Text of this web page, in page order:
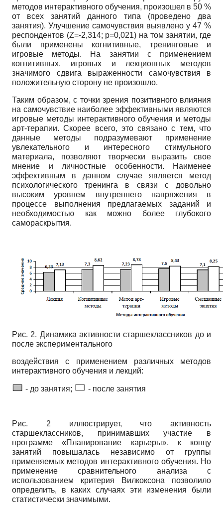
методов интерактивного обучения, произошел в 50 %
от всех занятий данного типа (проведено два
занятия). Улучшение самочувствия выявлено у 47 %
респондентов (Z=-2,314; p=0,021) на том занятии, где
были применены когнитивные, тренинговые и
игровые методы. На занятии с применением
когнитивных, игровых и лекционных методов
значимого сдвига выраженности самочувствия в
положительную сторону не произошло.
Таким образом, с точки зрения позитивного влияния
на самочувствие наиболее эффективными являются
игровые методы интерактивного обучения и методы
арт-терапии. Скорее всего, это связано с тем, что
данные методы подразумевают применение
увлекательного и интересного стимульного
материала, позволяют творчески выразить свое
мнение и личностные особенности. Наименее
эффективным в данном случае является метод
психологического тренинга в связи с довольно
высоким уровнем внутреннего напряжения в
процессе выполнения предлагаемых заданий и
необходимостью как можно более глубокого
самораскрытия.
Рис. 2. Динамика активности старшеклассников до и
после экспериментального
воздействия с применением различных методов
интерактивного обучения и лекций:
- до занятия; - после занятия
Рис. 2 иллюстрирует, что активность
старшеклассников, принимавших участие в
программе «Планирование карьеры», к концу
занятий повышалась независимо от группы
применяемых методов интерактивного обучения. Но
применение сравнительного анализа с
использованием критерия Вилкоксона позволило
определить, в каких случаях эти изменения были
статистически значимыми.